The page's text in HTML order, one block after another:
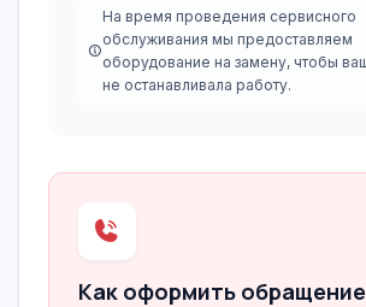
На время проведения сервисного
обслуживания мы предоставляем
оборудование на замену, чтобы
не останавливала работу.
Как оформить